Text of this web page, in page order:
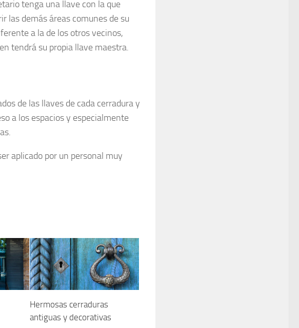
tenga una llave con la que
las demás áreas comunes de su
a la de los otros vecinos,
tendrá su propia llave maestra.
de las llaves de cada cerradura y
a los espacios y especialmente
aplicado por un personal muy
Hermosas cerraduras
antiguas y decorativas